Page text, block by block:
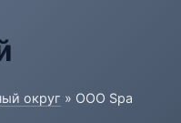
округ » ООО Spa